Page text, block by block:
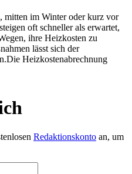
mitten im Winter oder kurz vor
oft schneller als erwartet,
ihre Heizkosten zu
lässt sich der
Heizkostenabrechnung
Redaktionskonto an, um